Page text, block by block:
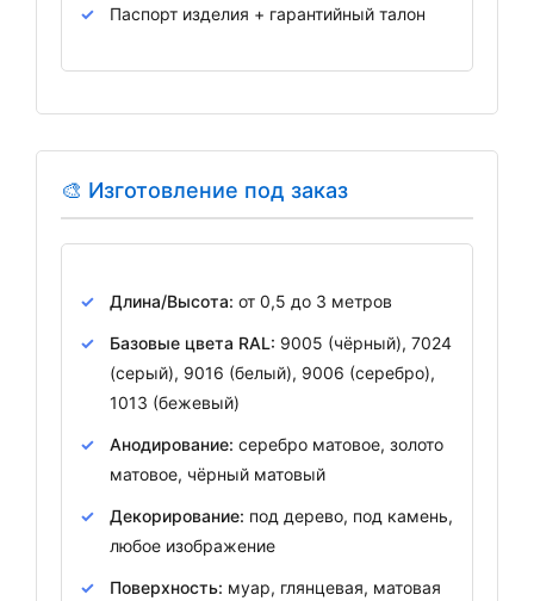
Паспорт изделия + гарантийный талон
🎨 Изготовление под заказ
Длина/Высота: от 0,5 до 3 метров
Базовые цвета RAL: 9005 (чёрный), 7024
(серый), 9016 (белый), 9006 (серебро),
1013 (бежевый)
Анодирование: серебро матовое, золото
матовое, чёрный матовый
Декорирование: под дерево, под камень,
любое изображение
Поверхность: муар, глянцевая, матовая